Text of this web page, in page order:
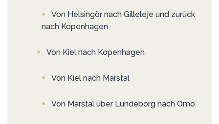
Von Helsingör nach Gilleleje und zurück
nach Kopenhagen
Von Kiel nach Kopenhagen
Von Kiel nach Marstal
Von Marstal über Lundeborg nach Omö